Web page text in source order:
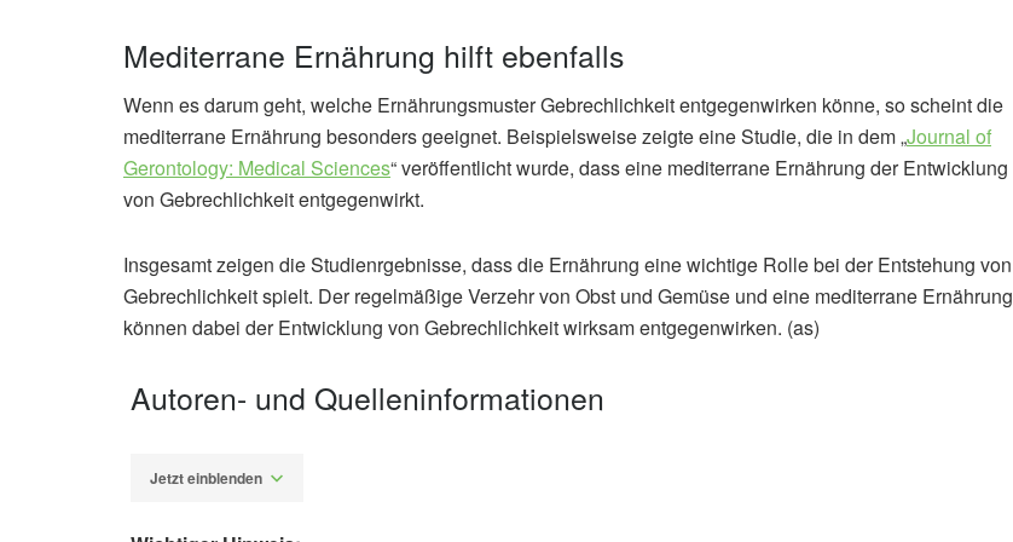
Mediterrane Ernährung hilft ebenfalls
Wenn es darum geht, welche Ernährungsmuster Gebrechlichkeit entgegenwirken könne, so scheint die
mediterrane Ernährung besonders geeignet. Beispielsweise zeigte eine Studie, die in dem „Journal of
Gerontology: Medical Sciences“ veröffentlicht wurde, dass eine mediterrane Ernährung der Entwicklung
von Gebrechlichkeit entgegenwirkt.
Insgesamt zeigen die Studienrgebnisse, dass die Ernährung eine wichtige Rolle bei der Entstehung von
Gebrechlichkeit spielt. Der regelmäßige Verzehr von Obst und Gemüse und eine mediterrane Ernährung
können dabei der Entwicklung von Gebrechlichkeit wirksam entgegenwirken. (as)
Autoren- und Quelleninformationen
Jetzt einblenden